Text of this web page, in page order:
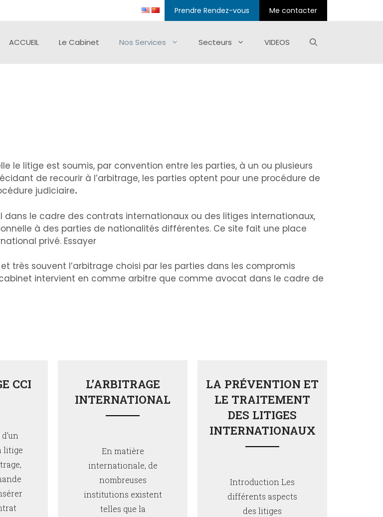
Prendre Rendez-vous Me contacter
ACCUEIL Le Cabinet Nos Services Secteurs VIDEOS
le litige est soumis, par convention entre les parties, à un ou plusieurs
de recourir à l’arbitrage, les parties optent pour une procédure de
judiciaire.
le cadre des contrats internationaux ou des litiges internationaux,
à des parties de nationalités différentes. Ce site fait une place
privé. Essayer
très souvent l’arbitrage choisi par les parties dans les compromis
intervient en comme arbitre que comme avocat dans le cadre de
CCI
litige
L’ARBITRAGE
INTERNATIONAL
En matière
internationale, de
nombreuses
institutions existent
telles que la
LA PRÉVENTION ET
LE TRAITEMENT
DES LITIGES
INTERNATIONAUX
Introduction Les
différents aspects
des litiges